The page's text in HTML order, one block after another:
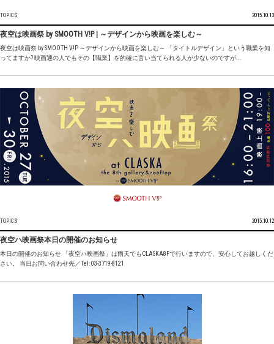
TOPICS 2015.10.13
夜空は映画祭 by SMOOTH V!P | ～デザインから映画を楽しむ～
夜空は映画祭 by SMOOTH V!P ～デザインから映画を楽しむ～ 「タイトルデザイン」という職業を知
ってますか? 映画通の人でもその【職業】を的確に言い当てられる人が少ないのですが...
TOPICS 2015.10.12
夜空ハ映画祭本日の開催のお知らせ
本日の開催のお知らせ 「夜空ハ映画祭」は雨天でもCLASKA8Fで行いますので、安心してお越しくだ
さい。 当日お問い合わせ先／Tel: 03-3719-8121